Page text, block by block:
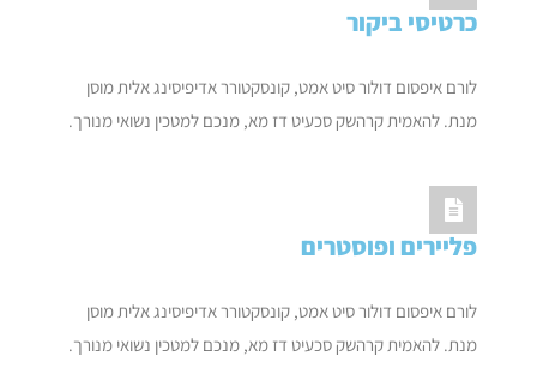
כרטיסי ביקור
לורם איפסום דולור סיט אמט, קונסקטורר אדיפיסינג אלית מוסן
מנת. להאמית קרהשק סכעיט דז מא, מנכם למטכין נשואי מנורך.
פליירים ופוסטרים
לורם איפסום דולור סיט אמט, קונסקטורר אדיפיסינג אלית מוסן
מנת. להאמית קרהשק סכעיט דז מא, מנכם למטכין נשואי מנורך.